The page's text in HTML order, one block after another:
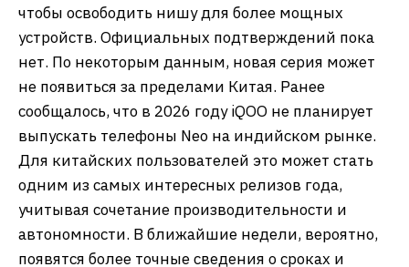
чтобы освободить нишу для более мощных
устройств. Официальных подтверждений пока
нет. По некоторым данным, новая серия может
не появиться за пределами Китая. Ранее
сообщалось, что в 2026 году iQOO не планирует
выпускать телефоны Neo на индийском рынке.
Для китайских пользователей это может стать
одним из самых интересных релизов года,
учитывая сочетание производительности и
автономности. В ближайшие недели, вероятно,
появятся более точные сведения о сроках и